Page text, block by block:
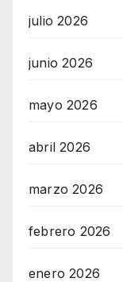
julio 2026
junio 2026
mayo 2026
abril 2026
marzo 2026
febrero 2026
enero 2026